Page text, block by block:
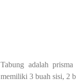
Tabung adalah
memiliki 3 buah sisi, 2